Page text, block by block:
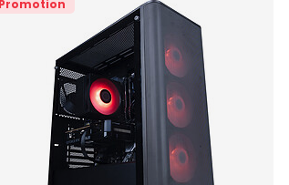
Promotion